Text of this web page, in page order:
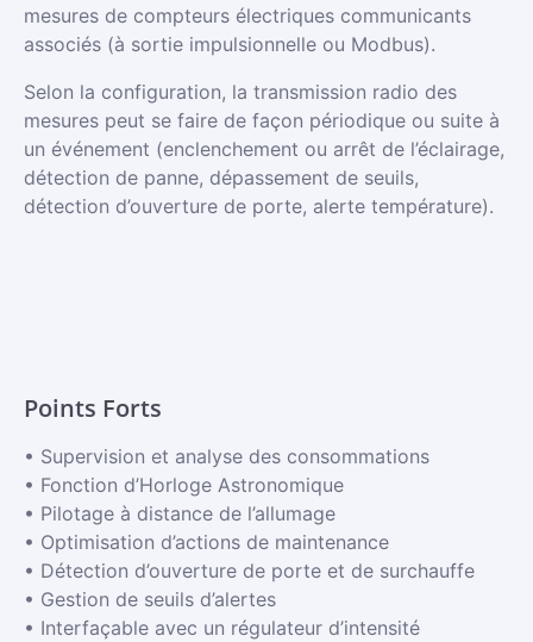
mesures de compteurs électriques communicants
associés (à sortie impulsionnelle ou Modbus).
Selon la configuration, la transmission radio des
mesures peut se faire de façon périodique ou suite à
un événement (enclenchement ou arrêt de l’éclairage,
détection de panne, dépassement de seuils,
détection d’ouverture de porte, alerte température).
Points Forts
• Supervision et analyse des consommations
• Fonction d’Horloge Astronomique
• Pilotage à distance de l’allumage
• Optimisation d’actions de maintenance
• Détection d’ouverture de porte et de surchauffe
• Gestion de seuils d’alertes
• Interfaçable avec un régulateur d’intensité